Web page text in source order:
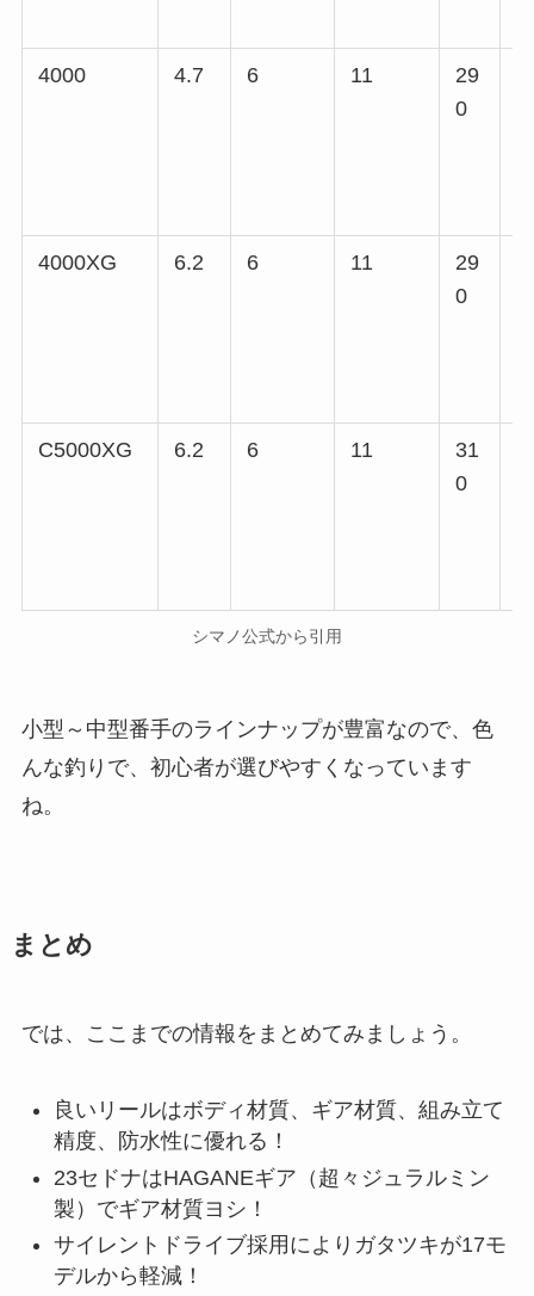
4000 4.7 6 11
29
0
4000XG 6.2 6 11
29
0
C5000XG 6.2 6 11
31
0
シマノ公式から引用
小型～中型番手のラインナップが豊富なので、色
んな釣りで、初心者が選びやすくなっています
ね。
まとめ
では、ここまでの情報をまとめてみましょう。
良いリールはボディ材質、ギア材質、組み立て
精度、防水性に優れる！
23セドナはHAGANEギア（超々ジュラルミン
製）でギア材質ヨシ！
サイレントドライブ採用によりガタツキが17モ
デルから軽減！